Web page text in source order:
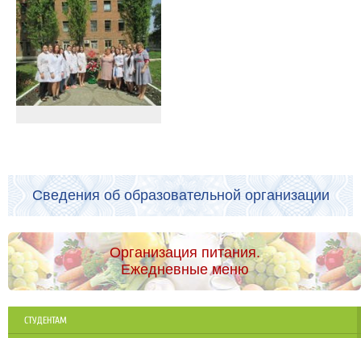
Сведения об образовательной организации
Организация питания.
Ежедневные меню
СТУДЕНТАМ